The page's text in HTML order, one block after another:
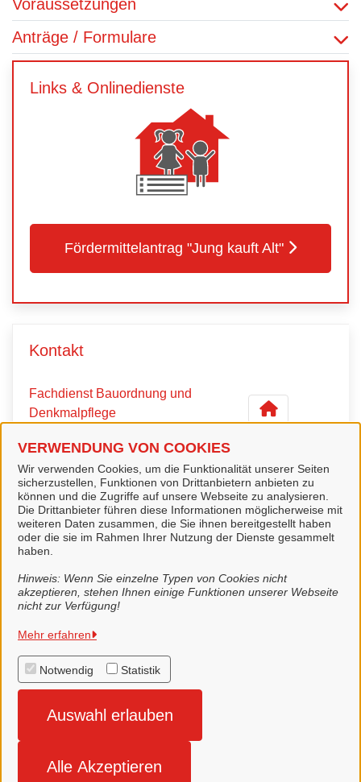
VERWENDUNG VON COOKIES
Wir verwenden Cookies, um die Funktionalität unserer Seiten
sicherzustellen, Funktionen von Drittanbietern anbieten zu
können und die Zugriffe auf unsere Webseite zu analysieren.
Die Drittanbieter führen diese Informationen möglicherweise mit
weiteren Daten zusammen, die Sie ihnen bereitgestellt haben
oder die sie im Rahmen Ihrer Nutzung der Dienste gesammelt
haben.
Hinweis: Wenn Sie einzelne Typen von Cookies nicht
akzeptieren, stehen Ihnen einige Funktionen unserer Webseite
nicht zur Verfügung!
Mehr erfahren
Notwendig Statistik
Auswahl erlauben
Alle Akzeptieren
Voraussetzungen
Anträge / Formulare
Links & Onlinedienste
Fördermittelantrag "Jung kauft Alt"
Kontakt
Fachdienst Bauordnung und
Denkmalpflege
Kontaktpersonen
Sachbearbeiterin
Frau Pieper
Stadt Lingen (Ems)
Alle Rechte vorbehalten
Datenschutzerklärung